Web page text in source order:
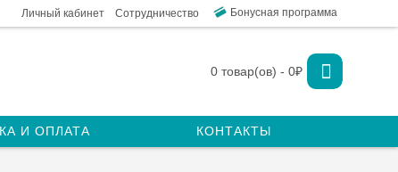
Личный кабинет Сотрудничество Бонусная программа
0 товар(ов) - 0₽
И ОПЛАТА КОНТАКТЫ